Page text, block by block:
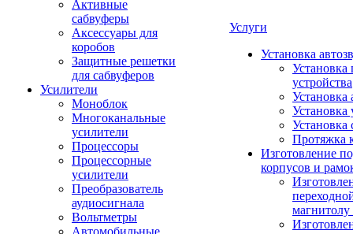
Активные
сабвуферы
Аксессуары для
коробов
Защитные решетки
для сабвуферов
Усилители
Моноблок
Многоканальные
усилители
Процессоры
Процессорные
усилители
Преобразователь
аудиосигнала
Вольтметры
Автомобильные
Услуги
Установка
Установка
устройства
Установка
Установка
Установка
Протяжка
Изготовление
корпусов и